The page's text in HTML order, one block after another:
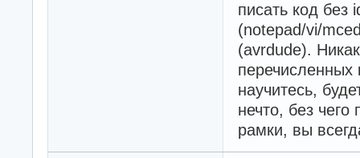
писать код без
(notepad/vi/
(avrdude).
перечисленных
научитесь,
нечто, без чего
рамки, вы